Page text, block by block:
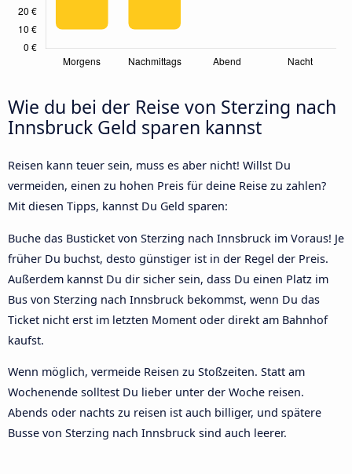
Wie du bei der Reise von Sterzing nach
Innsbruck Geld sparen kannst
Reisen kann teuer sein, muss es aber nicht! Willst Du
vermeiden, einen zu hohen Preis für deine Reise zu zahlen?
Mit diesen Tipps, kannst Du Geld sparen:
Buche das Busticket von Sterzing nach Innsbruck im Voraus! Je
früher Du buchst, desto günstiger ist in der Regel der Preis.
Außerdem kannst Du dir sicher sein, dass Du einen Platz im
Bus von Sterzing nach Innsbruck bekommst, wenn Du das
Ticket nicht erst im letzten Moment oder direkt am Bahnhof
kaufst.
Wenn möglich, vermeide Reisen zu Stoßzeiten. Statt am
Wochenende solltest Du lieber unter der Woche reisen.
Abends oder nachts zu reisen ist auch billiger, und spätere
Busse von Sterzing nach Innsbruck sind auch leerer.